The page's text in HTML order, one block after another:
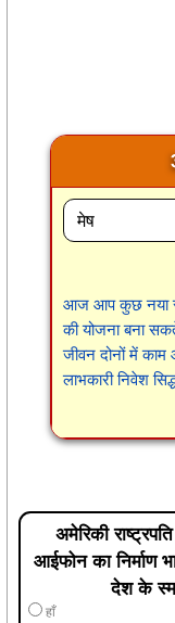
आज आप कुछ नया
की योजना बना
जीवन दोनों में
लाभकारी निवेश
अमेरिकी
आईफोन का निर्माण
देश के
हाँ